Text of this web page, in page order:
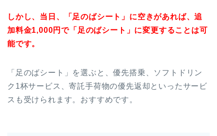
しかし、当日、「足のばシート」に空きがあれば、追
加料金1,000円で「足のばシート」に変更することは可
能です。
「足のばシート」を選ぶと、優先搭乗、ソフトドリン
ク1杯サービス、寄託手荷物の優先返却といったサービ
スも受けられます。おすすめです。